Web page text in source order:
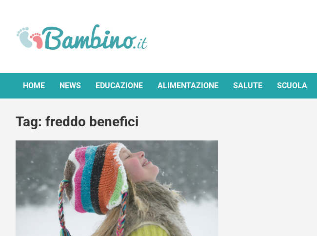
content
Bambino.it
HOME NEWS EDUCAZIONE ALIMENTAZIONE SALUTE SCUOLA
Tag: freddo benefici